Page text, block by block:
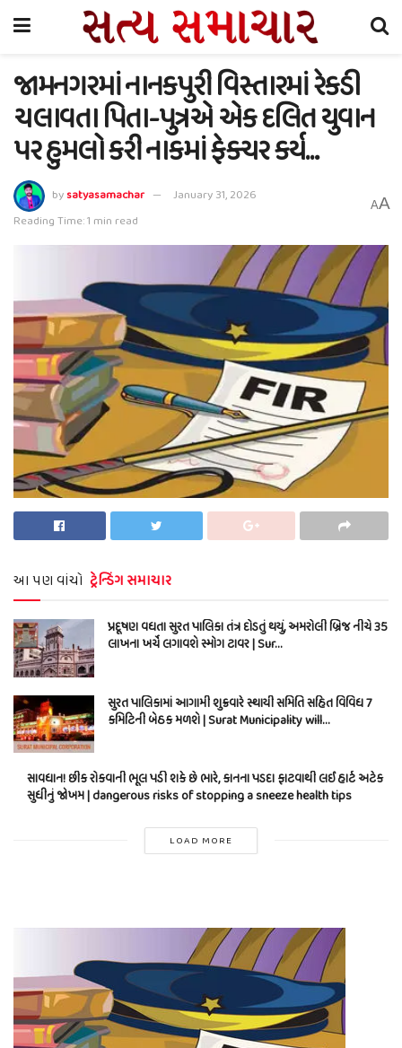
જામનગરમાં નાનકપુરી વિસ્તારમાં રેકડી
ચલાવતા પિતા-પુત્રએ એક દલિત યુવાન
પર હુમલો કરી નાકમાં ફેક્ચર કર્ય…
bysatyasamachar
January 31, 2026
Reading Time: 1 min read
AA
આ પણ વાંચો ટ્રેન્ડિંગ સમાચાર
પ્રદૂષણ વધતા સુરત પાલિકા તંત્ર દોડતું થયું, અમરોલી બ્રિજ નીચે 35
લાખના ખર્ચે લગાવશે સ્મોગ ટાવર | Sur…
સુરત પાલિકામાં આગામી શુક્રવારે સ્થાયી સમિતિ સહિત વિવિધ 7
કમિટિની બેઠક મળશે | Surat Municipality will…
સાવધાન! છીંક રોકવાની ભૂલ પડી શકે છે ભારે, કાનના પડદા ફાટવાથી લઈ હાર્ટ અટેક
સુધીનું જોખમ | dangerous risks of stopping a sneeze health tips
LOAD MORE